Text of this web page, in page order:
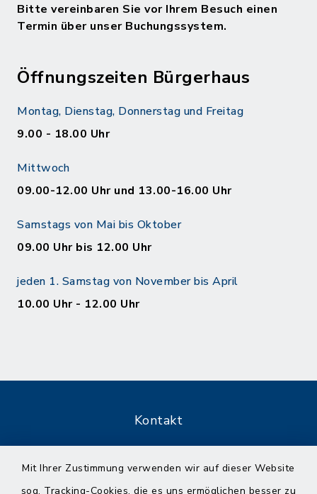
Mit Ihrer Zustimmung verwenden wir auf dieser Website
sog. Tracking-Cookies, die es uns ermöglichen besser zu
Bitte vereinbaren Sie vor Ihrem Besuch einen
Termin über unser Buchungssystem.
Öffnungszeiten Bürgerhaus
Montag, Dienstag, Donnerstag und Freitag
9.00 - 18.00 Uhr
Mittwoch
09.00-12.00 Uhr und 13.00-16.00 Uhr
Samstags von Mai bis Oktober
09.00 Uhr bis 12.00 Uhr
jeden 1. Samstag von November bis April
10.00 Uhr - 12.00 Uhr
Kontakt